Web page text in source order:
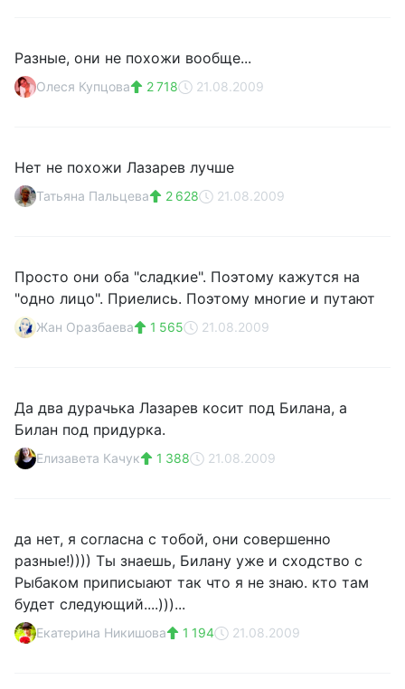
Разные, они не похожи вообще...
Олеся Купцова 2 718 21.08.2009
Нет не похожи Лазарев лучше
Татьяна Пальцева 2 628 21.08.2009
Просто они оба "сладкие". Поэтому кажутся на
"одно лицо". Приелись. Поэтому многие и путают
Жан Оразбаева 1 565 21.08.2009
Да два дурачька Лазарев косит под Билана, а
Билан под придурка.
Елизавета Качук 1 388 21.08.2009
да нет, я согласна с тобой, они совершенно
разные!)))) Ты знаешь, Билану уже и сходство с
Рыбаком приписыают так что я не знаю. кто там
будет следующий....)))...
Екатерина Никишова 1 194 21.08.2009